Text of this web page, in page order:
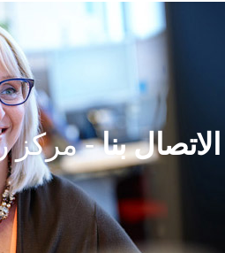
بنا- مركز